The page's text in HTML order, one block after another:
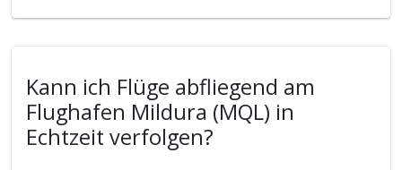
Kann ich Flüge abfliegend am
Flughafen Mildura (MQL) in
Echtzeit verfolgen?